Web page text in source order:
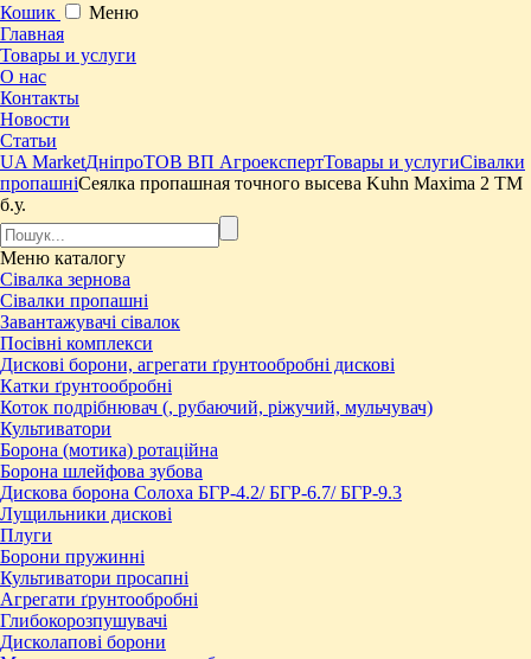
Кошик
Меню
Главная
Товары и услуги
О нас
Контакты
Новости
Статьи
UA MarketДніпроТОВ ВП АгроекспертТовары и услугиСівалки
пропашні​Сеялка пропашная точного высева Kuhn Maxima 2 TМ
б.у.
Меню каталогу
Сівалка зернова
Сівалки пропашні
Завантажувачі сівалок
Посівні комплекси
Дискові борони, агрегати ґрунтообробні дискові
Катки ґрунтообробні
Коток подрібнювач (, рубаючий, ріжучий, мульчувач)
Культиватори
Борона (мотика) ротаційна
Борона шлейфова зубова
Дискова борона Солоха БГР-4.2/ БГР-6.7/ БГР-9.3
Лущильники дискові
Плуги
Борони пружинні
Культиватори просапні
Агрегати ґрунтообробні
Глибокорозпушувачі
Дисколапові борони